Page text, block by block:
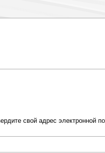
свой адрес электронной